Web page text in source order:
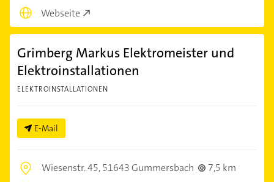
Webseite
Grimberg Markus Elektromeister und
Elektroinstallationen
ELEKTROINSTALLATIONEN
E-Mail
Wiesenstr. 45,51643 Gummersbach
7,5 km